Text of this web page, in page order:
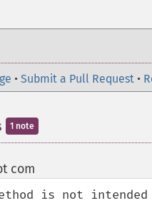
• Submit a Pull Request •
1 note
com
is not